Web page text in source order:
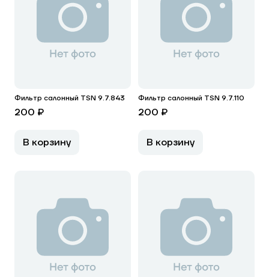
Фильтр салонный TSN 9.7.843
200 ₽
В корзину
Фильтр салонный TSN 9.7.110
200 ₽
В корзину